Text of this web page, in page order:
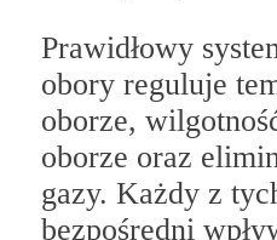
Prawidłowy
obory reguluje
oborze,
oborze oraz
gazy. Każdy z
bezpośredni